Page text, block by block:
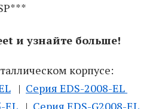
и узнайте больше!
корпусе:
| Серия EDS-2008-EL
EL | Серия EDS-G2008-EL